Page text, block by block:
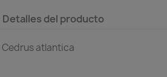
Detalles del producto
Cedrus atlantica